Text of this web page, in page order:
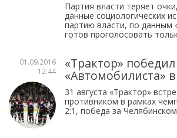
Партия власти теряет
данные социологических
партию власти, по данным
готов проголосовать
01.09.2016
12:44
«Трактор» победил
«Автомобилиста»
31 августа «Трактор»
противником в рамках
2:1, победа за